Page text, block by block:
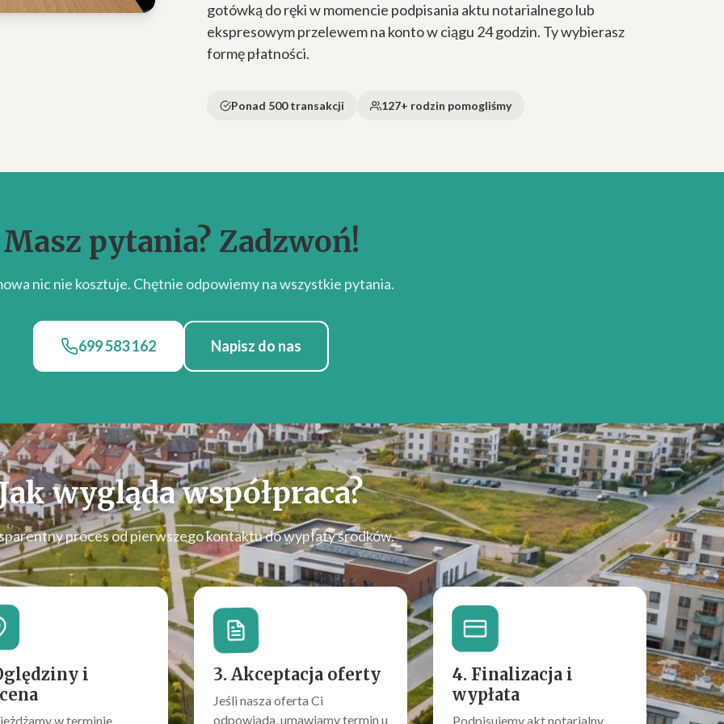
gotówką do ręki w momencie podpisania aktu notarialnego lub
ekspresowym przelewem na konto w ciągu 24 godzin. Ty wybierasz
formę płatności.
Ponad 500 transakcji 127+ rodzin pomogliśmy
Masz pytania? Zadzwoń!
nic nie kosztuje. Chętnie odpowiemy na wszystkie pytania.
699 583 162 Napisz do nas
wygląda współpraca?
proces od pierwszego kontaktu do wypłaty środków.
i
w terminie
3. Akceptacja oferty
Jeśli nasza oferta Ci
odpowiada, umawiamy termin u
4. Finalizacja i
wypłata
Podpisujemy akt notarialny.